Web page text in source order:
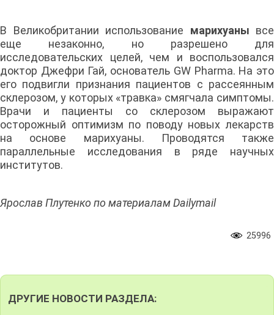
В Великобритании использование марихуаны все
еще незаконно, но разрешено для
исследовательских целей, чем и воспользовался
доктор Джефри Гай, основатель GW Pharma. На это
его подвигли признания пациентов с рассеянным
склерозом, у которых «травка» смягчала симптомы.
Врачи и пациенты со склерозом выражают
осторожный оптимизм по поводу новых лекарств
на основе марихуаны. Проводятся также
параллельные исследования в ряде научных
институтов.
Ярослав Плутенко по материалам Dailymail
25996
ДРУГИЕ НОВОСТИ РАЗДЕЛА: